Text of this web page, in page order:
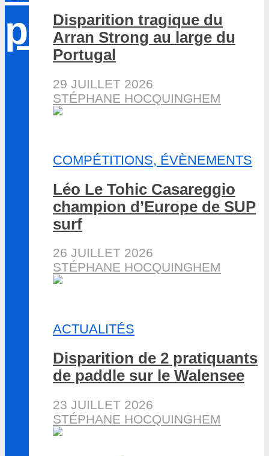
Disparition tragique du
Arran Strong au large du
Portugal
29 JUILLET 2026
STÉPHANE HOCQUINGHEM
COMPÉTITIONS, ÉVÈNEMENTS
Léo Le Tohic Casareggio
champion d’Europe de SUP
surf
26 JUILLET 2026
STÉPHANE HOCQUINGHEM
ACTUALITÉS
Disparition de 2 pratiquants
de paddle sur le Walensee
23 JUILLET 2026
STÉPHANE HOCQUINGHEM